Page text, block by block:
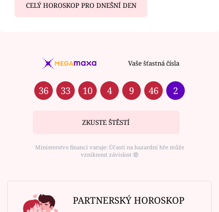
CELÝ HOROSKOP PRO DNEŠNÍ DEN
Vaše šťastná čísla
36 33 10 4 9 46 2
ZKUSTE ŠTĚSTÍ
Ministerstvo financí varuje: Účastí na hazardní hře může
vzniknout závislost ⑱
PARTNERSKÝ HOROSKOP